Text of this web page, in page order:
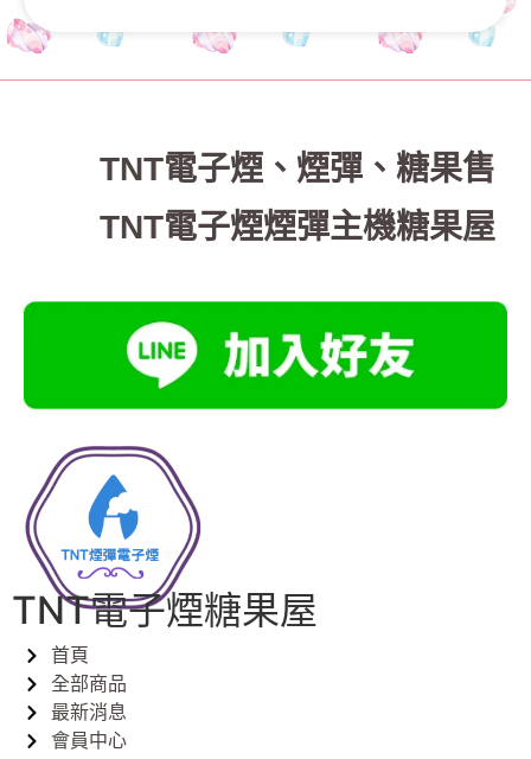
TNT電子煙 、 煙彈、糖果售
TNT電子煙煙彈主機糖果屋
TNT電子煙糖果屋
首頁
全部商品
最新消息
會員中心